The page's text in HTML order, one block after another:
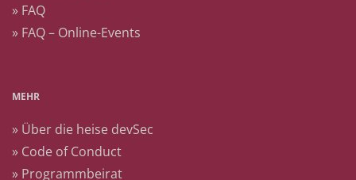
» FAQ
» FAQ – Online-Events
MEHR
» Über die heise devSec
» Code of Conduct
» Programmbeirat